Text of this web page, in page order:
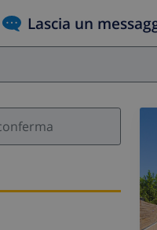
Lascia un